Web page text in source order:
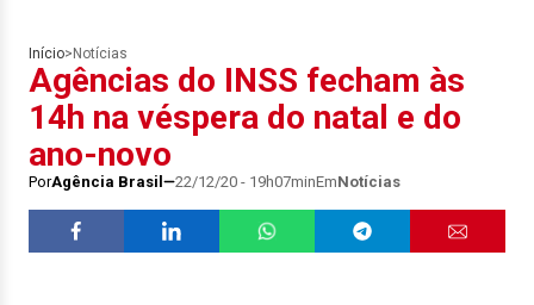
Início> Notícias
Agências do INSS fecham às
14h na véspera do natal e do
ano-novo
PorAgência Brasil 22/12/20 - 19h07minEmNotícias